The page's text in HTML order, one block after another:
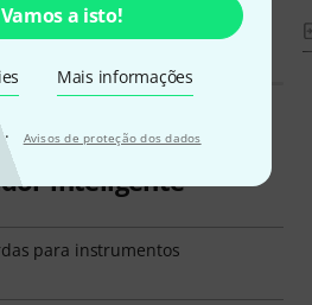
Vamos a isto!
Mais informações
· Avisos de proteção dos dados
inteligente
para instrumentos